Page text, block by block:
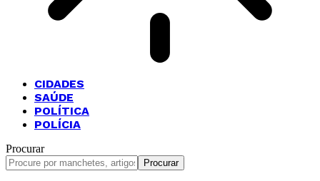
CIDADES
SAÚDE
POLÍTICA
POLÍCIA
Procurar